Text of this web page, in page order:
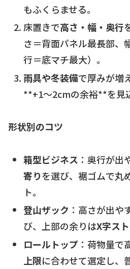
もふくらませる。
床置きで高さ・幅・奥行
さ＝背面パネル最長部、
行＝底マチ最大）。
雨具や冬装備で厚みが増
**+1〜2cmの余裕**を見
形状別のコツ
箱型ビジネス ：奥行が
寄りを選び、裾ゴムで丸
ト。
登山ザック ：高さが出や
び、上部の余りはX字ス
ロールトップ ：荷物量
上限に合わせて選定し、